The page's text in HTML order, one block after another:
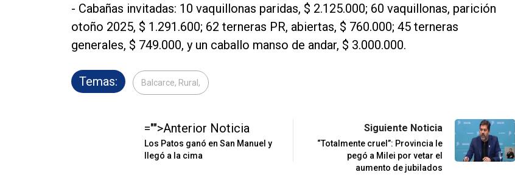
- Cabañas invitadas: 10 vaquillonas paridas, $ 2.125.000; 60 vaquillonas, parición
otoño 2025, $ 1.291.600; 62 terneras PR, abiertas, $ 760.000; 45 terneras
generales, $ 749.000, y un caballo manso de andar, $ 3.000.000.
Temas: Balcarce, Rural,
="">Anterior Noticia
Los Patos ganó en San Manuel y
llegó a la cima
Siguiente Noticia
“Totalmente cruel”: Provincia le
pegó a Milei por vetar el
aumento de jubilados